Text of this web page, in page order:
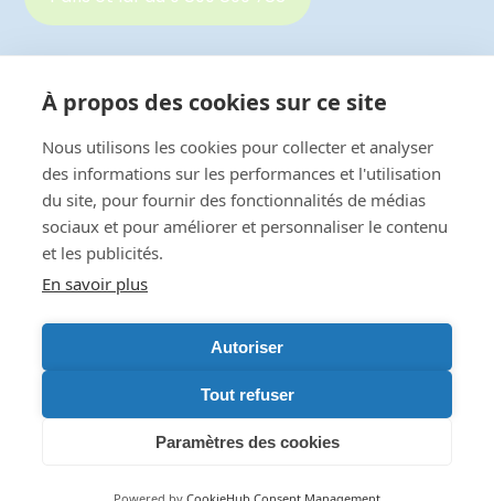
À propos des cookies sur ce site
Nous utilisons les cookies pour collecter et analyser
des informations sur les performances et l'utilisation
du site, pour fournir des fonctionnalités de médias
sociaux et pour améliorer et personnaliser le contenu
et les publicités.
En savoir plus
Autoriser
Tout refuser
Paramètres des cookies
Autre région au 0 800 800 540
Mentions Légales
Mentions Légales RGPD
Crédits photos : Médi-Services &
Crée parDigital Boost
WhatsApp